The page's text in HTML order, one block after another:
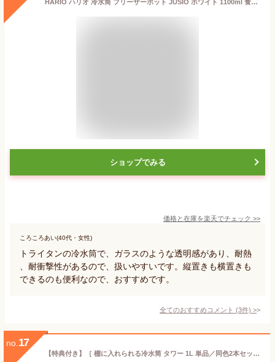
HARIO ハリオ 冷水筒 フリーザーポット JUSIO ホワイト 1100ml 食洗機対応 日本製 箱入り ピッチャー 横置き 耐熱 ポット 水出しポット 麦茶ポット 冷蔵庫ポット お茶ポット 冷水ポット 水差し 水 お茶 ギフト プレゼント
ショップでみる
価格と在庫を楽天でチェック >>
ころころあい(40代・女性)
トライタンの冷水筒で、ガラスのような透明感があり、耐熱
、耐衝撃性があるので、扱いやすいです。縦置きも横置きも
できるのも便利なので、おすすめです。
全てのおすすめコメント (3件) >
no. 17
【特典付き】［ 棚に入れられる冷水筒 タワー 1L 単品／同色2本セット ］山崎実業 tower 冷水筒 水出し パッキンなし 麦茶ポット 冷水ポット 麦茶ボトル お茶入れ ボトル 食洗機対応 冷蔵庫 だし汁 ティーバッグ入れ付き おしゃれ yamazaki 公式 ブラック ホワイト 1690 1691